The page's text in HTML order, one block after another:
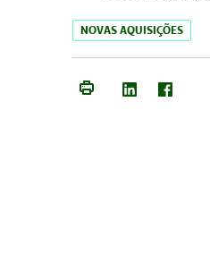
NOVAS AQUISIÇÕES